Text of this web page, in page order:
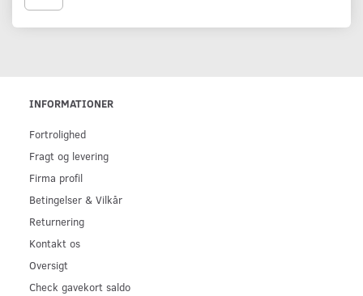
INFORMATIONER
Fortrolighed
Fragt og levering
Firma profil
Betingelser & Vilkår
Returnering
Kontakt os
Oversigt
Check gavekort saldo